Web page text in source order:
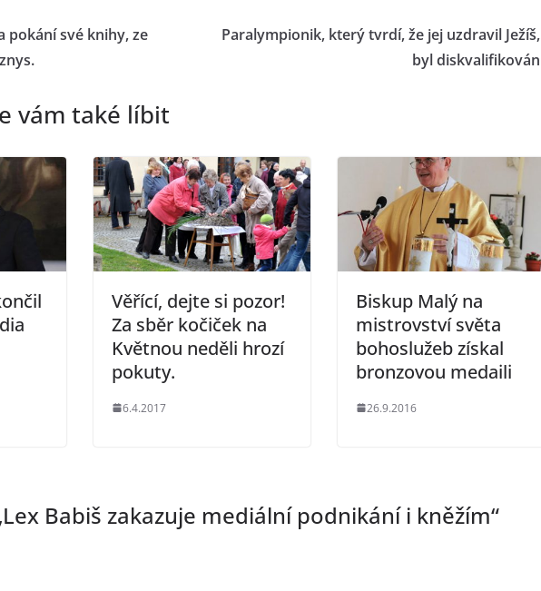
pokání své knihy, ze
Paralympionik, který tvrdí, že jej uzdravil Ježíš,
byl diskvalifikován
vám také líbit
Věřící, dejte si pozor!
Za sběr kočiček na
Květnou neděli hrozí
pokuty.
6.4.2017
Biskup Malý na
mistrovství světa
bohoslužeb získal
bronzovou medaili
26.9.2016
Lex Babiš zakazuje mediální podnikání i kněžím“